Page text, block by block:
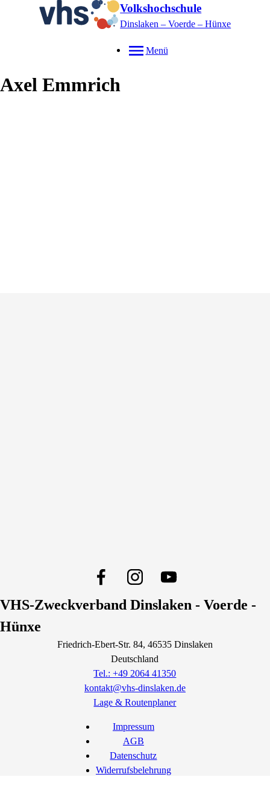
Volkshochschule
Dinslaken – Voerde – Hünxe
Menü
Axel Emmrich
VHS-Zweckverband Dinslaken - Voerde -
Hünxe
Friedrich-Ebert-Str. 84, 46535 Dinslaken
Deutschland
Tel.: +49 2064 41350
kontakt@vhs-dinslaken.de
Lage & Routenplaner
Impressum
AGB
Datenschutz
Widerrufsbelehrung